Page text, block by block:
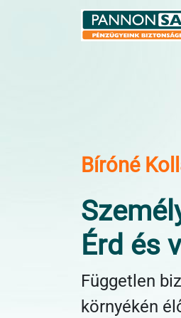
Bíróné
Érd és
Független
környékén